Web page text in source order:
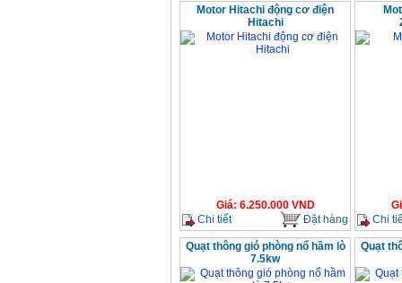
Motor Hitachi động cơ điện
Hitachi
Giá: 6.250.000VND
Chi tiết
Đặt hàng
Chi
Quạt thông gió phòng nổ hầm lò
7.5kw
Quạt